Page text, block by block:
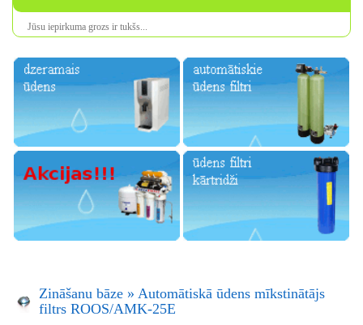
Jūsu iepirkuma grozs ir tukšs...
Zināšanu bāze » Automātiskā ūdens mīkstinātājs
filtrs ROOS/AMK-25E